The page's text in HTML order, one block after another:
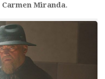
Carmen Miranda.